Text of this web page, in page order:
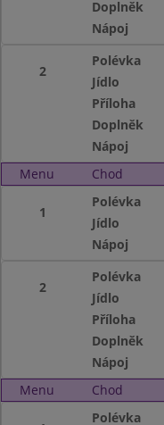
Doplněk
Nápoj
2
Polévka
Jídlo
Příloha
Doplněk
Nápoj
Menu
Chod
1
Polévka
Jídlo
Nápoj
2
Polévka
Jídlo
Příloha
Doplněk
Nápoj
Menu
Chod
Polévka